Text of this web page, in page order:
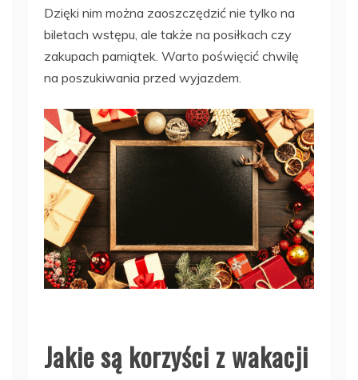
Dzięki nim można zaoszczędzić nie tylko na
biletach wstępu, ale także na posiłkach czy
zakupach pamiątek. Warto poświęcić chwilę
na poszukiwania przed wyjazdem.
Jakie są korzyści z wakacji